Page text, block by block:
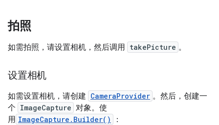
拍照
如需拍照，请设置相机，然后调用 takePicture 。
设置相机
如需设置相机，请创建 CameraProvider 。然后，创建一
个 ImageCapture 对象。使
用 ImageCapture.Builder() ：